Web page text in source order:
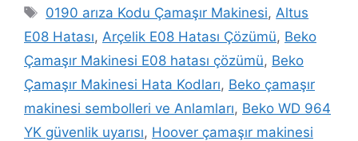
Etiketler
0190 arıza Kodu Çamaşır Makinesi, Altus
E08 Hatası, Arçelik E08 Hatası Çözümü, Beko
Çamaşır Makinesi E08 hatası çözümü, Beko
Çamaşır Makinesi Hata Kodları, Beko çamaşır
makinesi sembolleri ve Anlamları, Beko WD 964
YK güvenlik uyarısı, Hoover çamaşır makinesi